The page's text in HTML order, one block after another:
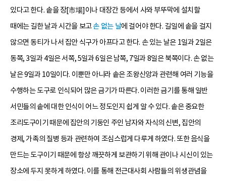
있다고 한다. 솥을 장[市場]이나 대장간 등에서 사와 부뚜막에 설치할
때에는 길한 날과 시간을 보고손 없는 날에 걸어야 한다. 길일에 솥을 걸지
않으면 동티가 나서 집안 식구가 아프다고 한다. 손 있는 날은 1일과 2일은
동쪽, 3일과 4일은 서쪽, 5일과 6일은 남쪽, 7일과 8일은 북쪽이다. 손 없는
날은 9일과 10일이다. 이뿐만 아니라 솥은 조왕신앙과 관련해 여러 기능을
수행하는 도구로 인식되어 많은 금기가 따른다. 이러한 금기를 통해 일반
서민들의 솥에 대한 인식이 어느 정도인지 쉽게 알 수 있다. 솥은 중요한
조리도구이기 때문에 집안의 기둥인 주인 남자와 자식의 신변, 집안의
경제, 가족의 질병 등과 관련하여 조심스럽게 다루게 하였다. 또한 음식을
만드는 도구이기 때문에 항상 깨끗하게 보관하기 위해 관이나 시신이 있는
장소에 두지 못하게 하였다. 이를 통해 전근대사회 사람들의 위생관념을